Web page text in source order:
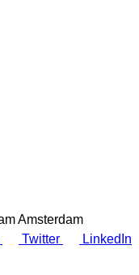
Amsterdam
Twitter LinkedIn